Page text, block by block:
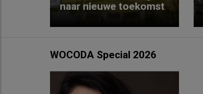
naar nieuwe toekomst
WOCODA Special 2026